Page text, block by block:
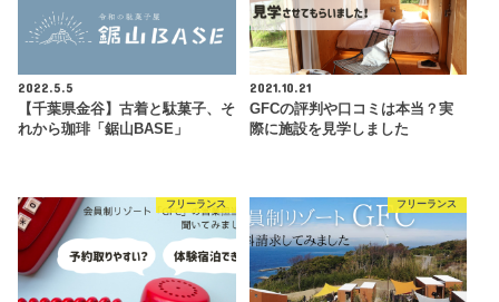
2022.5.5
【千葉県金谷】古着と駄菓子、そ
れから珈琲「鋸山BASE」
2021.10.21
GFCの評判や口コミは本当？実
際に施設を見学しました
フリーランス フリーランス